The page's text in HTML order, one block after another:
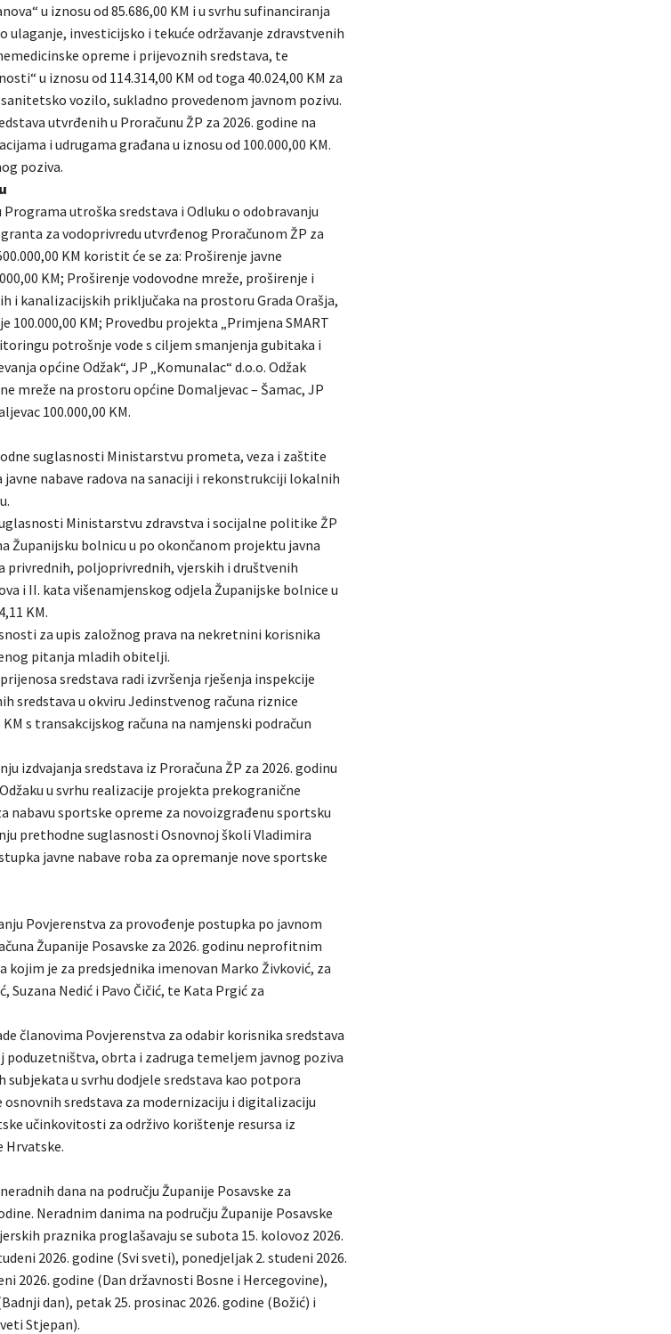
u iznosu od 85.686,00 KM i u svrhu sufinanciranja
ulaganje, investicijsko i tekuće održavanje zdravstvenih
opreme i prijevoznih sredstava, te
u iznosu od 114.314,00 KM od toga 40.024,00 KM za
vozilo, sukladno provedenom javnom pozivu.
utvrđenih u Proračunu ŽP za 2026. godine na
i udrugama građana u iznosu od 100.000,00 KM.
poziva.
Programa utroška sredstava i Odluku o odobravanju
za vodoprivredu utvrđenog Proračunom ŽP za
KM koristit će se za: Proširenje javne
KM; Proširenje vodovodne mreže, proširenje i
i kanalizacijskih priključaka na prostoru Grada Orašja,
100.000,00 KM; Provedbu projekta „Primjena SMART
potrošnje vode s ciljem smanjenja gubitaka i
općine Odžak“, JP „Komunalac“ d.o.o. Odžak
mreže na prostoru općine Domaljevac – Šamac, JP
100.000,00 KM.
suglasnosti Ministarstvu prometa, veza i zaštite
nabave radova na sanaciji i rekonstrukciji lokalnih
Ministarstvu zdravstva i socijalne politike ŽP
Županijsku bolnicu u po okončanom projektu javna
privrednih, poljoprivrednih, vjerskih i društvenih
i II. kata višenamjenskog odjela Županijske bolnice u
KM.
za upis založnog prava na nekretnini korisnika
pitanja mladih obitelji.
sredstava radi izvršenja rješenja inspekcije
sredstava u okviru Jedinstvenog računa riznice
KM s transakcijskog računa na namjenski podračun
izdvajanja sredstava iz Proračuna ŽP za 2026. godinu
u svrhu realizacije projekta prekogranične
nabavu sportske opreme za novoizgrađenu sportsku
prethodne suglasnosti Osnovnoj školi Vladimira
javne nabave roba za opremanje nove sportske
Povjerenstva za provođenje postupka po javnom
Županije Posavske za 2026. godinu neprofitnim
kojim je za predsjednika imenovan Marko Živković, za
Nedić i Pavo Čičić, te Kata Prgić za
članovima Povjerenstva za odabir korisnika sredstava
obrta i zadruga temeljem javnog poziva
subjekata u svrhu dodjele sredstava kao potpora
sredstava za modernizaciju i digitalizaciju
učinkovitosti za održivo korištenje resursa iz
Hrvatske.
dana na području Županije Posavske za
Neradnim danima na području Županije Posavske
praznika proglašavaju se subota 15. kolovoz 2026.
2026. godine (Svi sveti), ponedjeljak 2. studeni 2026.
2026. godine (Dan državnosti Bosne i Hercegovine),
dan), petak 25. prosinac 2026. godine (Božić) i
Stjepan).